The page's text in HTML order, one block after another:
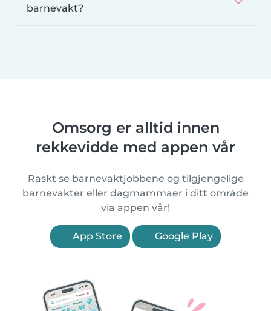
barnevakt?
Omsorg er alltid innen
rekkevidde med appen vår
Raskt se barnevaktjobbene og tilgjengelige
barnevakter eller dagmammaer i ditt område
via appen vår!
App Store Google Play